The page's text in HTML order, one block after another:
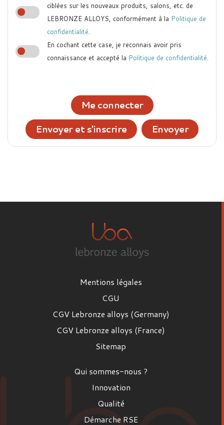
ciblées sur les nouveaux produits, salons, etc. de
LEBRONZE ALLOYS, conformément à la Politique de
confidentialité.
En cochant cette case, je reconnais avoir pris
connaissance et accepté la Politique de confidentialité.
Me connecter
Envoyer et s'inscrire
Envoyer
Mentions légales
CGU
CGV Lebronze alloys (Germany)
CGV Lebronze alloys (France)
Sitemap
Qui sommes-nous ?
Innovation
Qualité
Démarche RSE